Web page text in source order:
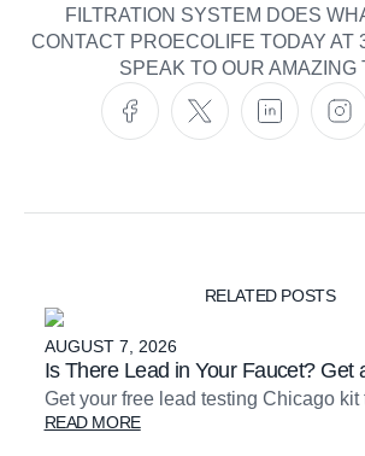
FILTRATION SYSTEM DOES
CONTACT PROECOLIFE TODAY AT
SPEAK TO OUR AMAZING
RELATED POSTS
AUGUST 7, 2026
Is There Lead in Your Faucet? Get
Get your free lead testing Chicago
READ MORE